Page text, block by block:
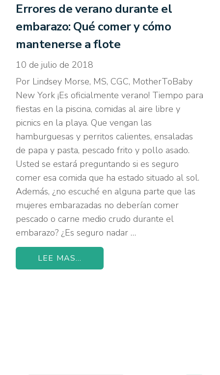
Errores de verano durante el
embarazo: Qué comer y cómo
mantenerse a flote
10 de julio de 2018
Por Lindsey Morse, MS, CGC, MotherToBaby
New York ¡Es oficialmente verano! Tiempo para
fiestas en la piscina, comidas al aire libre y
picnics en la playa. Que vengan las
hamburguesas y perritos calientes, ensaladas
de papa y pasta, pescado frito y pollo asado.
Usted se estará preguntando si es seguro
comer esa comida que ha estado situado al sol.
Además, ¿no escuché en alguna parte que las
mujeres embarazadas no deberían comer
pescado o carne medio crudo durante el
embarazo? ¿Es seguro nadar …
LEE MAS...